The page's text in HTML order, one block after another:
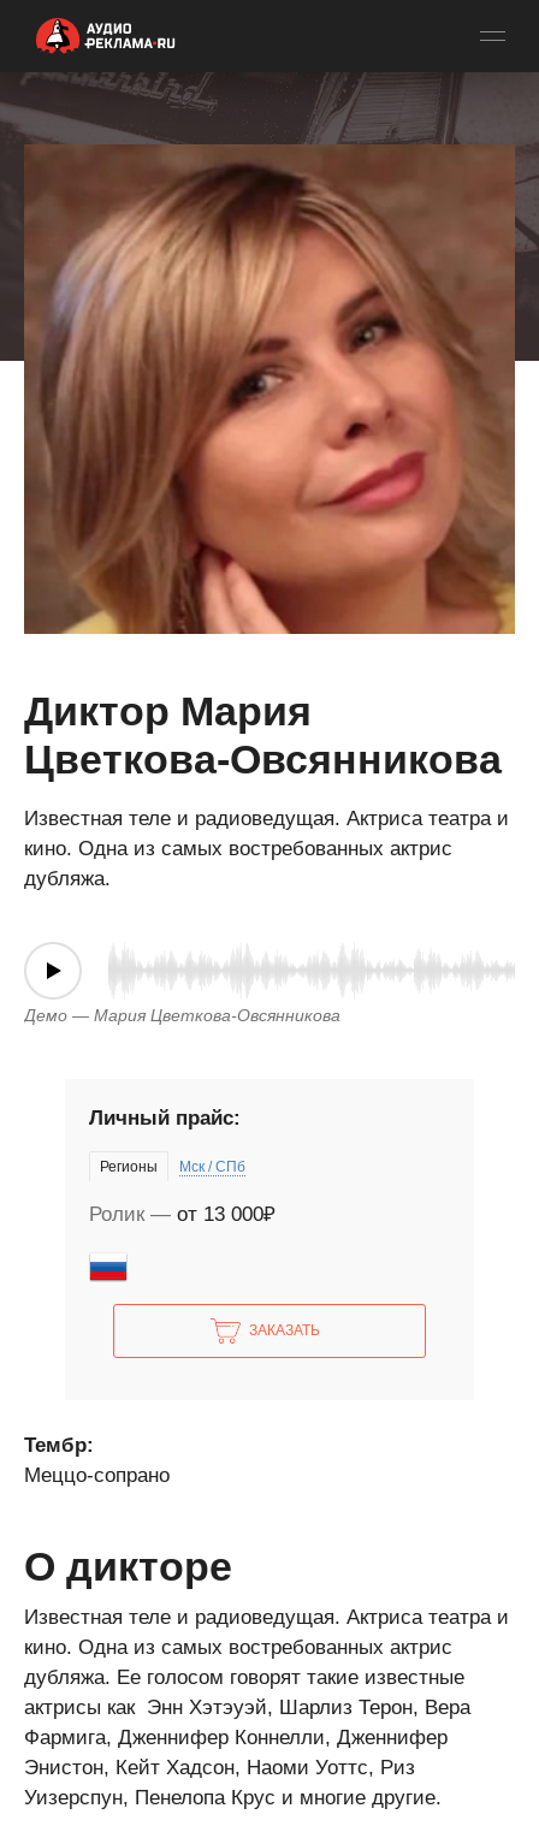
Диктор Мария
Цветкова-Овсянникова
Известная теле и радиоведущая. Актриса театра и
кино. Одна из самых востребованных актрис
дубляжа.
Демо — Мария Цветкова-Овсянникова
Личный прайс:
Регионы Мск / СПб
Ролик от 13 000₽
ЗАКАЗАТЬ
Тембр:
Меццо-сопрано
О дикторе
Известная теле и радиоведущая. Актриса театра и
кино. Одна из самых востребованных актрис
дубляжа. Ее голосом говорят такие известные
актрисы как Энн Хэтэуэй, Шарлиз Терон, Вера
Фармига, Дженнифер Коннелли, Дженнифер
Энистон, Кейт Хадсон, Наоми Уоттс, Риз
Уизерспун, Пенелопа Крус и многие другие.